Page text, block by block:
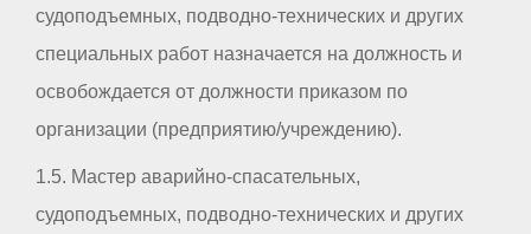
судоподъемных, подводно-технических и других
специальных работ назначается на должность и
освобождается от должности приказом по
организации (предприятию/учреждению).
1.5. Мастер аварийно-спасательных,
судоподъемных, подводно-технических и других